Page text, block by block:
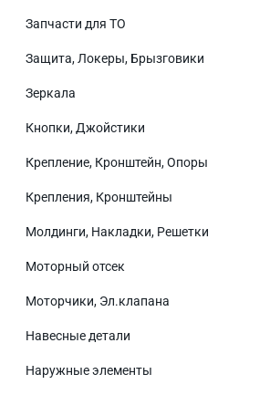
Запчасти для ТО
Защита, Локеры, Брызговики
Зеркала
Кнопки, Джойстики
Крепление, Кронштейн, Опоры
Крепления, Кронштейны
Молдинги, Накладки, Решетки
Моторный отсек
Моторчики, Эл.клапана
Навесные детали
Наружные элементы